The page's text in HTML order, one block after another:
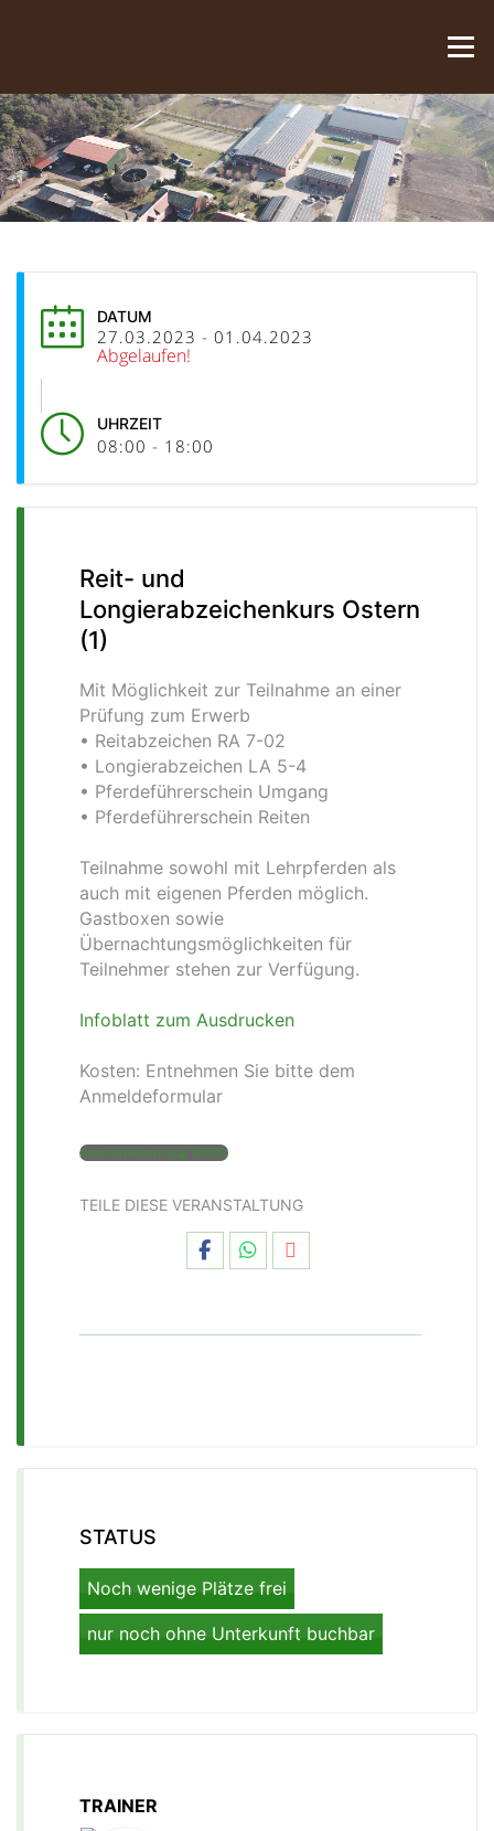
Menü
DATUM
27.03.2023 - 01.04.2023
Abgelaufen!
UHRZEIT
08:00 - 18:00
Reit- und
Longierabzeichenkurs Ostern
(1)
Mit Möglichkeit zur Teilnahme an einer
Prüfung zum Erwerb
• Reitabzeichen RA 7-02
• Longierabzeichen LA 5-4
• Pferdeführerschein Umgang
• Pferdeführerschein Reiten
Teilnahme sowohl mit Lehrpferden als
auch mit eigenen Pferden möglich.
Gastboxen sowie
Übernachtungsmöglichkeiten für
Teilnehmer stehen zur Verfügung.
Infoblatt zum Ausdrucken
Kosten: Entnehmen Sie bitte dem
Anmeldeformular
Anmeldeformular (PDF)
TEILE DIESE VERANSTALTUNG
STATUS
Noch wenige Plätze frei
nur noch ohne Unterkunft buchbar
TRAINER